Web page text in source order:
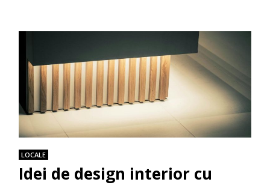
LOCALE
Idei de design interior cu